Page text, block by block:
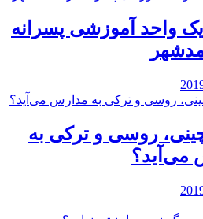
یک واحد آموزشی پسرانه
روسی و ترکی به
می‌آید؟